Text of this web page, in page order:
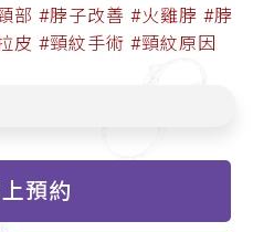
部 #脖子改善 #火雞脖 #脖
皮 #頸紋手術 #頸紋原因
預約